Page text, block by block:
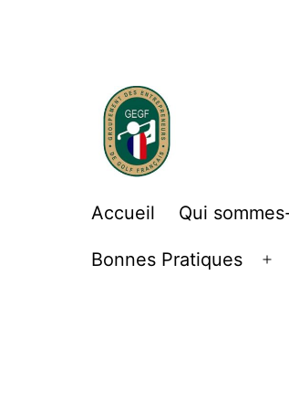
Groupement
Entrepreneurs
Accueil Qui
Bonnes Pratiques